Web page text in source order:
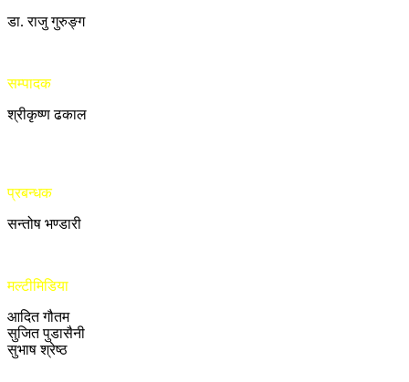
डा. राजु गुरुङ्ग
सम्पादक
श्रीकृष्ण ढकाल
प्रबन्धक
सन्तोष भण्डारी
मल्टीमिडिया
आदित गौतम
सुजित पुडासैनी
सुभाष श्रेष्ठ